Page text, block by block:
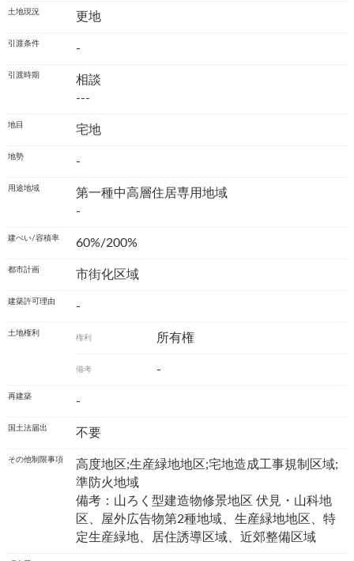
土地現況 更地
引渡条件 -
引渡時期
相談
---
地目 宅地
地勢 -
用途地域
第一種中高層住居専用地域
-
建ぺい/容積率 60%/200%
都市計画 市街化区域
建築許可理由 -
土地権利
権利 所有権
備考 -
再建築 -
国土法届出 不要
その他制限事項
高度地区;生産緑地地区;宅地造成工事規制区域;
準防火地域
備考：山ろく型建造物修景地区 伏見・山科地
区、屋外広告物第2種地域、生産緑地地区、特
定生産緑地、居住誘導区域、近郊整備区域